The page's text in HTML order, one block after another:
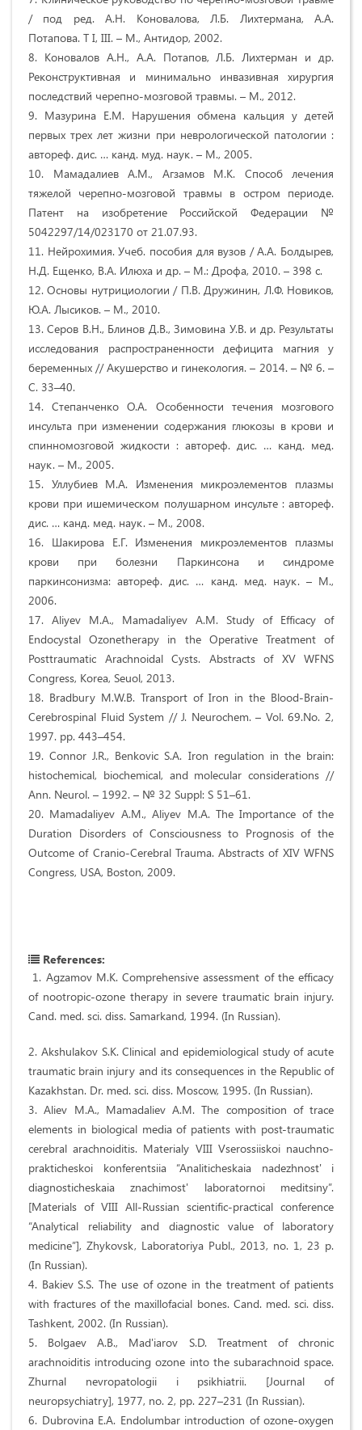
/ под ред. А.Н. Коновалова, Л.Б. Лихтермана, А.А.
Потапова. Т I, III. – М., Антидор, 2002.
8. Коновалов А.Н., А.А. Потапов, Л.Б. Лихтерман и др.
Реконструктивная и минимально инвазивная хирургия
последствий черепно-мозговой травмы. – М., 2012.
9. Мазурина Е.М. Нарушения обмена кальция у детей
первых трех лет жизни при неврологической патологии :
автореф. дис. … канд. муд. наук. – М., 2005.
10. Мамадалиев А.М., Агзамов М.К. Способ лечения
тяжелой черепно-мозговой травмы в остром периоде.
Патент на изобретение Российской Федерации №
5042297/14/023170 от 21.07.93.
11. Нейрохимия. Учеб. пособия для вузов / А.А. Болдырев,
Н.Д. Ещенко, В.А. Илюха и др. – М.: Дрофа, 2010. – 398 с.
12. Основы нутрициологии / П.В. Дружинин, Л.Ф. Новиков,
Ю.А. Лысиков. – М., 2010.
13. Cеров В.Н., Блинов Д.В., Зимовина У.В. и др. Результаты
исследования распространенности дефицита магния у
беременных // Акушерство и гинекология. – 2014. – № 6. –
С. 33–40.
14. Степанченко О.А. Особенности течения мозгового
инсульта при изменении содержания глюкозы в крови и
спинномозговой жидкости : автореф. дис. … канд. мед.
наук. – М., 2005.
15. Уллубиев М.А. Изменения микроэлементов плазмы
крови при ишемическом полушарном инсульте : автореф.
дис. … канд. мед. наук. – М., 2008.
16. Шакирова Е.Г. Изменения микроэлементов плазмы
крови при болезни Паркинсона и синдроме
паркинсонизма: автореф. дис. … канд. мед. наук. – М.,
2006.
17. Aliyev M.A., Mamadaliyev A.M. Study of Efficacy of
Endocystal Ozonetherapy in the Operative Treatment of
Posttraumatic Arachnoidal Cysts. Abstracts of XV WFNS
Congress, Korea, Seuol, 2013.
18. Bradbury M.W.B. Transport of Iron in the Blood-Brain-
Cerebrospinal Fluid System // J. Neurochem. – Vol. 69.No. 2,
1997. pp. 443–454.
19. Connor J.R., Benkovic S.A. Iron regulation in the brain:
histochemical, biochemical, and molecular considerations //
Ann. Neurol. – 1992. – № 32 Suppl: S 51–61.
20. Mamadaliyev A.M., Aliyev M.A. The Importance of the
Duration Disorders of Consciousness to Prognosis of the
Outcome of Cranio-Cerebral Trauma. Abstracts of XIV WFNS
Congress, USA, Boston, 2009.
References:
1. Agzamov M.K. Comprehensive assessment of the efficacy
of nootropic-ozone therapy in severe traumatic brain injury.
Cand. med. sci. diss. Samarkand, 1994. (In Russian).
2. Akshulakov S.K. Clinical and epidemiological study of acute
traumatic brain injury and its consequences in the Republic of
Kazakhstan. Dr. med. sci. diss. Moscow, 1995. (In Russian).
3. Aliev M.A., Mamadaliev A.M. The composition of trace
elements in biological media of patients with post-traumatic
cerebral arachnoiditis. Materialy VIII Vserossiiskoi nauchno-
prakticheskoi konferentsiia “Analiticheskaia nadezhnost' i
diagnosticheskaia znachimost' laboratornoi meditsiny”.
[Materials of VIII All-Russian scientific-practical conference
“Analytical reliability and diagnostic value of laboratory
medicine”], Zhykovsk, Laboratoriya Publ., 2013, no. 1, 23 p.
(In Russian).
4. Bakiev S.S. The use of ozone in the treatment of patients
with fractures of the maxillofacial bones. Cand. med. sci. diss.
Tashkent, 2002. (In Russian).
5. Bolgaev A.B., Mad'iarov S.D. Treatment of chronic
arachnoiditis introducing ozone into the subarachnoid space.
Zhurnal nevropatologii i psikhiatrii. [Journal of
neuropsychiatry], 1977, no. 2, pp. 227–231 (In Russian).
6. Dubrovina E.A. Endolumbar introduction of ozone-oxygen